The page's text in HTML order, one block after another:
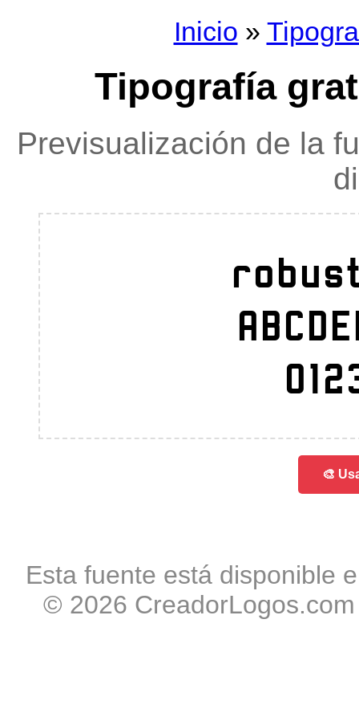
Inicio »
Tipografía
Previsualización de la
🎨
Esta fuente está disponible
© 2026